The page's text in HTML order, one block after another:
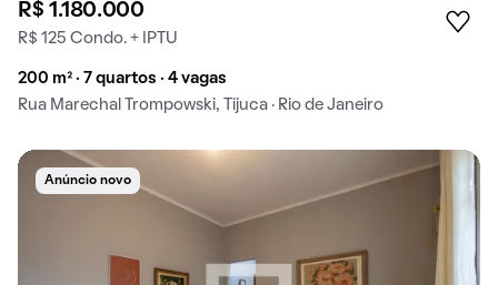
R$ 1.180.000
R$ 125 Condo. + IPTU
200 m² · 7 quartos · 4 vagas
Rua Marechal Trompowski, Tijuca · Rio de Janeiro
Anúncio novo